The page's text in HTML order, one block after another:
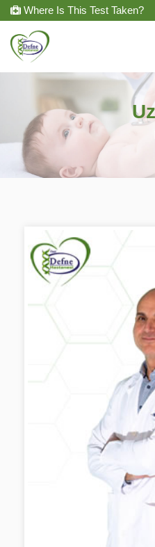
Where Is This Test Taken?